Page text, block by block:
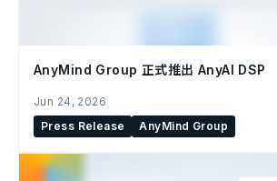
AnyMind Group 正式推出 AnyAI DSP
Jun 24, 2026
Press Release
AnyMind Group